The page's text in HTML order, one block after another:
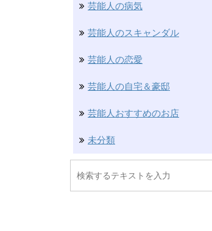
芸能人の病気
芸能人のスキャンダル
芸能人の恋愛
芸能人の自宅＆豪邸
芸能人おすすめのお店
未分類